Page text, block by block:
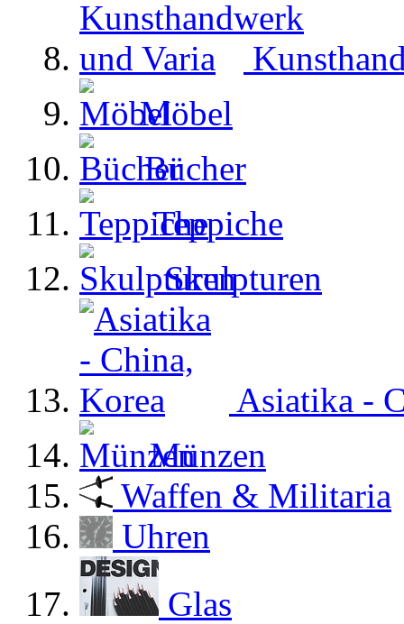
Möbel
Bücher
Teppiche
Skulpturen
Asiatika -
Münzen
Waffen & Militaria
Uhren
Glas